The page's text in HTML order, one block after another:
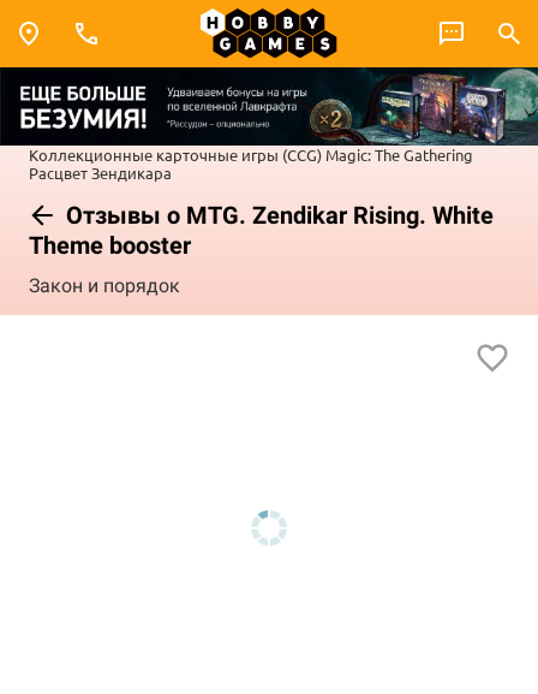
Коллекционные карточные игры (CCG) Magic: The Gathering
Расцвет Зендикара
Отзывы о MTG. Zendikar Rising. White
Theme booster
Закон и порядок